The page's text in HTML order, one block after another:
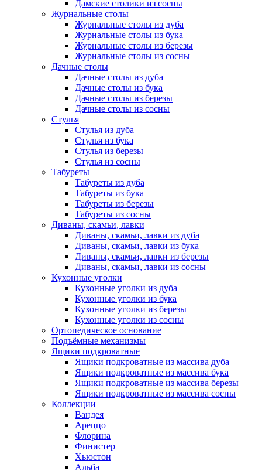
Дамские столики из сосны
Журнальные столы
Журнальные столы из дуба
Журнальные столы из бука
Журнальные столы из березы
Журнальные столы из сосны
Дачные столы
Дачные столы из дуба
Дачные столы из бука
Дачные столы из березы
Дачные столы из сосны
Стулья
Стулья из дуба
Стулья из бука
Стулья из березы
Стулья из сосны
Табуреты
Табуреты из дуба
Табуреты из бука
Табуреты из березы
Табуреты из сосны
Диваны, скамьи, лавки
Диваны, скамьи, лавки из дуба
Диваны, скамьи, лавки из бука
Диваны, скамьи, лавки из березы
Диваны, скамьи, лавки из сосны
Кухонные уголки
Кухонные уголки из дуба
Кухонные уголки из бука
Кухонные уголки из березы
Кухонные уголки из сосны
Ортопедическое основание
Подъёмные механизмы
Ящики подкроватные
Ящики подкроватные из массива дуба
Ящики подкроватные из массива бука
Ящики подкроватные из массива березы
Ящики подкроватные из массива сосны
Коллекции
Вандея
Ареццо
Флорина
Финистер
Хьюстон
Альба